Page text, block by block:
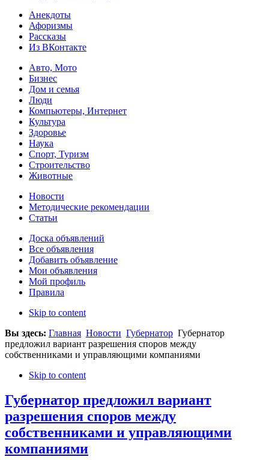
Анекдоты
Афоризмы
Рассказы
Из ВКонтакте
Авто, Мото
Бизнес
Дом и семья
Люди
Компьютеры, Интернет
Культура
Здоровье
Наука
Спорт, Туризм
Строительство
Животные
Новости
Методические рекомендации
Статьи
Доска объявлений
Все объявления
Добавить объявление
Мои объявления
Мой профиль
Правила
Skip to content
Вы здесь: Главная Новости Губернатор Губернатор
предложил вариант разрешения споров между
собственниками и управляющими компаниями
Skip to content
Губернатор предложил вариант
разрешения споров между
собственниками и управляющими
компаниями